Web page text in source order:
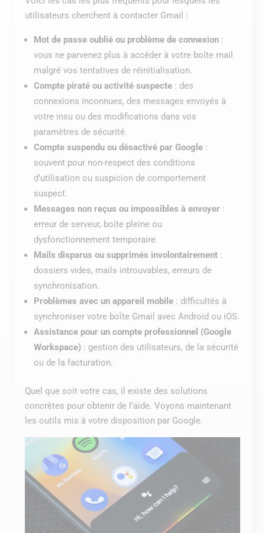
utilisateurs cherchent à contacter Gmail :
Mot de passe oublié ou problème de connexion :
vous ne parvenez plus à accéder à votre boîte mail
malgré vos tentatives de réinitialisation.
Compte piraté ou activité suspecte : des
connexions inconnues, des messages envoyés à
votre insu ou des modifications dans vos
paramètres de sécurité.
Compte suspendu ou désactivé par Google :
souvent pour non-respect des conditions
d’utilisation ou suspicion de comportement
suspect.
Messages non reçus ou impossibles à envoyer :
erreur de serveur, boîte pleine ou
dysfonctionnement temporaire.
Mails disparus ou supprimés involontairement :
dossiers vides, mails introuvables, erreurs de
synchronisation.
Problèmes avec un appareil mobile : difficultés à
synchroniser votre boîte Gmail avec Android ou iOS.
Assistance pour un compte professionnel (Google
Workspace) : gestion des utilisateurs, de la sécurité
ou de la facturation.
Quel que soit votre cas, il existe des solutions
concrètes pour obtenir de l’aide. Voyons maintenant
les outils mis à votre disposition par Google.